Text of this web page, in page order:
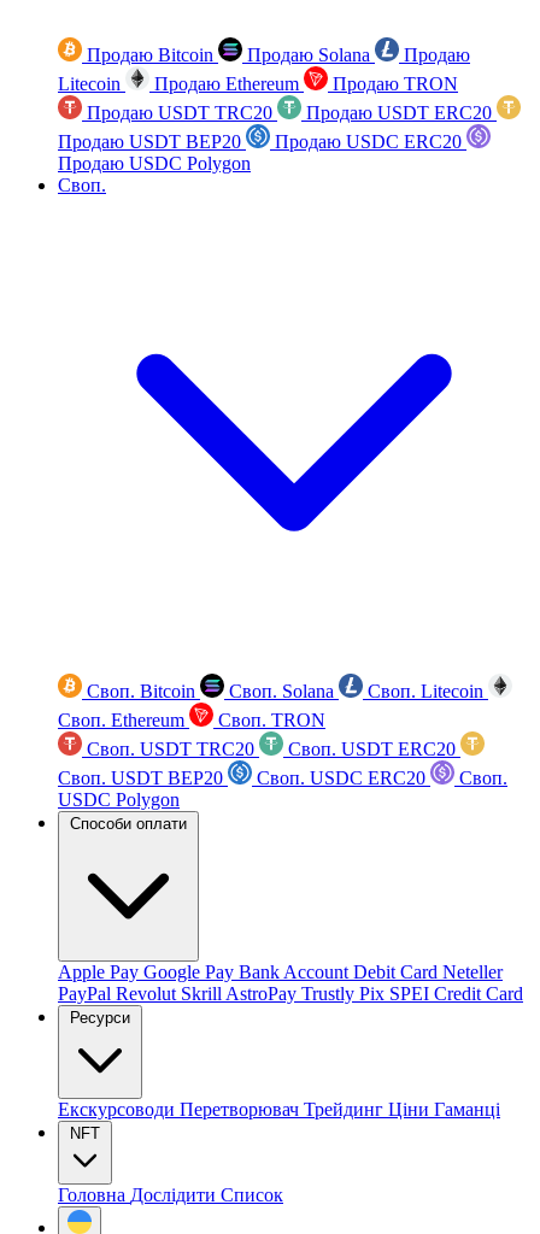
Продаю Bitcoin Продаю Solana
Продаю
Litecoin
Продаю Ethereum
Продаю TRON
Продаю USDT TRC20
Продаю USDT ERC20
Продаю USDT BEP20
Продаю USDC ERC20
Продаю USDC Polygon
Своп.
Своп. Bitcoin Своп. Solana
Своп. Litecoin
Своп. Ethereum
Своп. TRON
Своп. USDT TRC20
Своп. USDT ERC20
Своп. USDT BEP20
Своп. USDC ERC20
Своп.
USDC Polygon
Способи оплати
Apple Pay Google Pay Bank Account Debit Card Neteller
PayPal Revolut Skrill AstroPay Trustly Pix SPEI Credit Card
Ресурси
Екскурсоводи Перетворювач Трейдинг Ціни Гаманці
NFT
Головна Дослідити Список